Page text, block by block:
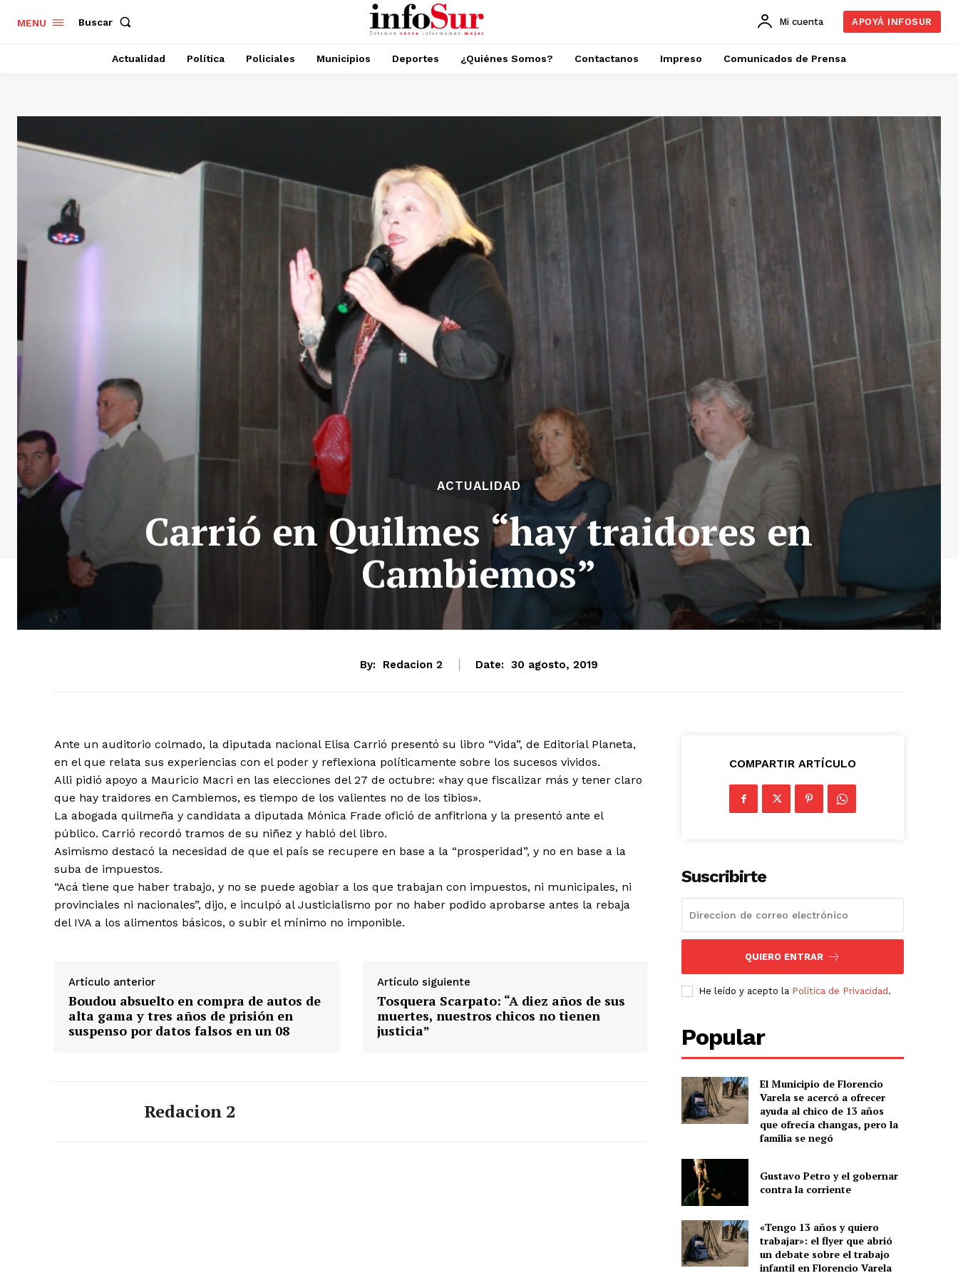
MENU Buscar Mi cuenta APOYÁ INFOSUR
Actualidad Política Policiales Municipios Deportes ¿Quiénes Somos? Contactanos Impreso Comunicados de Prensa
ACTUALIDAD
Carrió en Quilmes “hay traidores en
Cambiemos”
By: Redacion 2 Date: 30 agosto, 2019
Ante un auditorio colmado, la diputada nacional Elisa Carrió presentó su libro “Vida”, de Editorial Planeta,
en el que relata sus experiencias con el poder y reflexiona políticamente sobre los sucesos vividos.
Alli pidió apoyo a Mauricio Macri en las elecciones del 27 de octubre: «hay que fiscalizar más y tener claro
que hay traidores en Cambiemos, es tiempo de los valientes no de los tibios».
La abogada quilmeña y candidata a diputada Mónica Frade ofició de anfitriona y la presentó ante el
público. Carrió recordó tramos de su niñez y habló del libro.
Asimismo destacó la necesidad de que el país se recupere en base a la “prosperidad”, y no en base a la
suba de impuestos.
“Acá tiene que haber trabajo, y no se puede agobiar a los que trabajan con impuestos, ni municipales, ni
provinciales ni nacionales”, dijo, e inculpó al Justicialismo por no haber podido aprobarse antes la rebaja
del IVA a los alimentos básicos, o subir el mínimo no imponible.
Artículo anterior
Boudou absuelto en compra de autos de
alta gama y tres años de prisión en
suspenso por datos falsos en un 08
Artículo siguiente
Tosquera Scarpato: “A diez años de sus
muertes, nuestros chicos no tienen
justicia”
Redacion 2
COMPARTIR ARTÍCULO
Suscribirte
QUIERO ENTRAR
He leído y acepto la Política de Privacidad .
Popular
El Municipio de Florencio
Varela se acercó a ofrecer
ayuda al chico de 13 años
que ofrecía changas, pero la
familia se negó
Gustavo Petro y el gobernar
contra la corriente
«Tengo 13 años y quiero
trabajar»: el flyer que abrió
un debate sobre el trabajo
infantil en Florencio Varela